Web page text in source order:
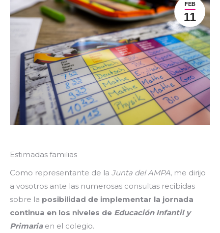
FEB
11
Estimadas familias
Como representante de la Junta del AMPA, me dirijo
a vosotros ante las numerosas consultas recibidas
sobre la posibilidad de implementar la jornada
continua en los niveles de Educación Infantil y
Primariaen el colegio.